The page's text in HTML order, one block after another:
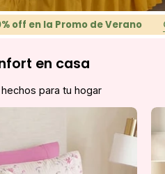
la Promo de Verano
en casa
para tu hogar